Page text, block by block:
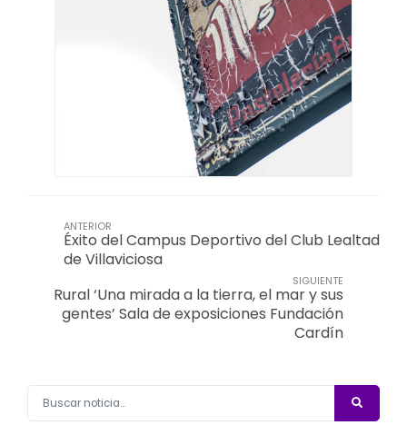
ANTERIOR
Éxito del Campus Deportivo del Club Lealtad
de Villaviciosa
SIGUIENTE
Rural ‘Una mirada a la tierra, el mar y sus
gentes’ Sala de exposiciones Fundación
Cardín